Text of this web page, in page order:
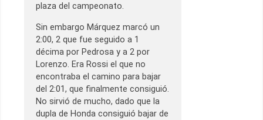
plaza del campeonato.
Sin embargo Márquez marcó un
2:00, 2 que fue seguido a 1
décima por Pedrosa y a 2 por
Lorenzo. Era Rossi el que no
encontraba el camino para bajar
del 2:01, que finalmente consiguió.
No sirvió de mucho, dado que la
dupla de Honda consiguió bajar de